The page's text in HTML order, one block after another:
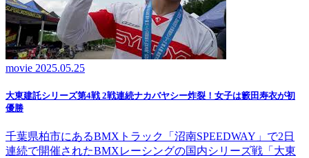
movie 2025.05.25
大東建託シリーズ第4戦 2戦連続ナカバヤシー炸裂！女子は籔田寿衣が初
優勝
千葉県柏市にあるBMXトラック「沼南SPEEDWAY」で2日
連続で開催されたBMXレーシングの国内シリーズ戦「大東